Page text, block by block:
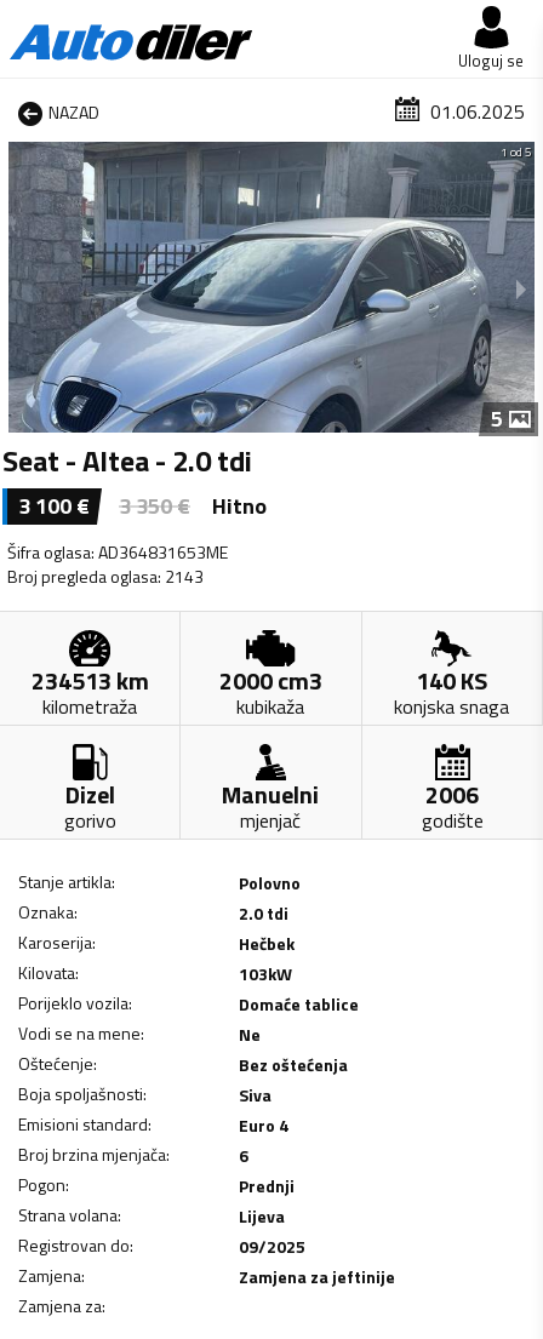
Uloguj se
NAZAD 01.06.2025
1 od 5
5
Seat - Altea - 2.0 tdi
3 100€ 3 350€ Hitno
Šifra oglasa:AD364831653ME
Broj pregleda oglasa: 2143
234513km
kilometraža
2000cm3
kubikaža
140KS
konjska snaga
Dizel
gorivo
Manuelni
mjenjač
2006
godište
Stanje artikla:
Polovno
Oznaka:
2.0 tdi
Karoserija:
Hečbek
Kilovata: 103kW
Porijeklo vozila:
Domaće tablice
Vodi se na mene:
Ne
Oštećenje:
Bez oštećenja
Boja spoljašnosti:
Siva
Emisioni standard:
Euro 4
Broj brzina mjenjača:
6
Pogon:
Prednji
Strana volana:
Lijeva
Registrovan do:
09/2025
Zamjena:
Zamjena za jeftinije
Zamjena za: